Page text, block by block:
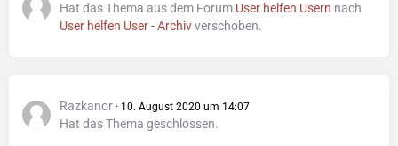
Hat das Thema aus dem Forum User helfen Usern nach
User helfen User - Archivverschoben.
Razkanor 10. August 2020 um 14:07
Hat das Thema geschlossen.